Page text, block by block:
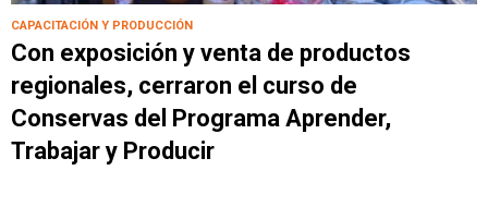
CAPACITACIÓN Y PRODUCCIÓN
Con exposición y venta de productos
regionales, cerraron el curso de
Conservas del Programa Aprender,
Trabajar y Producir